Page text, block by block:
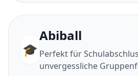
🎓
Abiball
Perfekt für
unvergessliche